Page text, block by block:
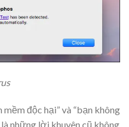
độc hại” và “bạn không
những lời khuyên cũ không